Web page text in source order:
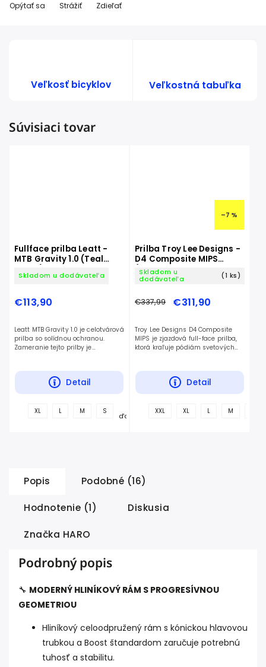
Opýtať sa Strážiť Zdieľať
Veľkosť bicyklov Veľkostná tabuľka
Súvisiaci tovar
Fullface prilba Leatt -
MTB Gravity 1.0 (Teal
Skladom u dodávateľa
€113,90
Detail
Leatt MTB Gravity 1.0 je celotvárová
prilba so solídnou ochranou.
Zameranie tejto prilby je
XL L M S
ďalšie
–7 %
Prilba Troy Lee Designs -
D4 Composite MIPS
(Matrix Camo Army
Green)
Skladom u
dodávateľa
(1 ks)
€337,99 €311,90
Detail
Troy Lee Designs D4 Composite
MIPS je zjazdová full-face prilba,
ktorá kraľuje pódiám svetových
XXL XL L M
Popis Podobné (16)
Hodnotenie (1) Diskusia
Značka HARO
Podrobný popis
🔧 MODERNÝ HLINÍKOVÝ RÁM S PROGRESÍVNOU
GEOMETRIOU
Hliníkový celoodpružený rám s kónickou hlavovou
trubkou a Boost štandardom zaručuje potrebnú
tuhosť a stabilitu.